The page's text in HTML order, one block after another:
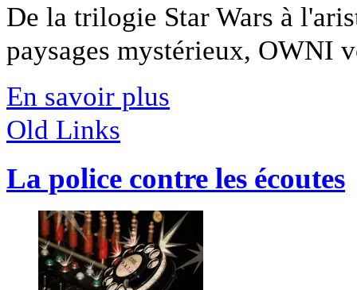
De la trilogie Star Wars à
paysages mystérieux, OWNI
En savoir plus
Old Links
La police contre les écoutes